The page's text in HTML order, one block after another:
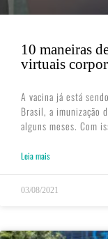
10 maneiras
virtuais
A vacina já está
Brasil, a imunização
alguns meses. Com
Leia mais
03/08/2021